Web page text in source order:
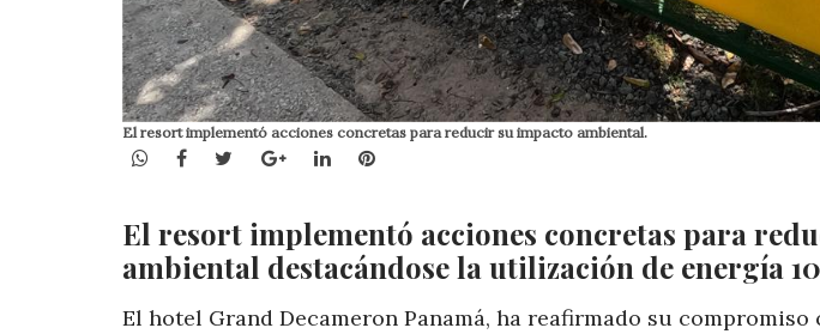
El resort implementó acciones concretas para reducir su impacto ambiental.
WhatsApp
Facebook
TwitterGoogle+LinkedInPinterest
El resort implementó acciones concretas para
ambiental destacándose la utilización de energía
El hotel Grand Decameron Panamá, ha reafirmado su